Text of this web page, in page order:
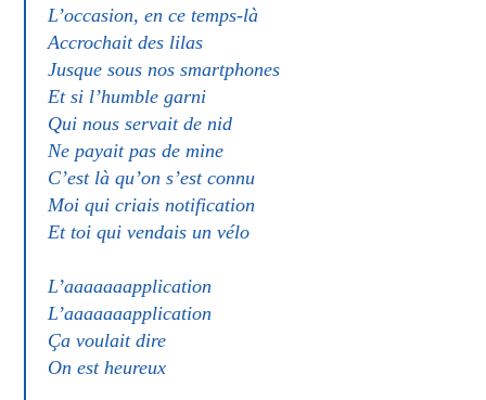
L’occasion, en ce temps-là
Accrochait des lilas
Jusque sous nos smartphones
Et si l’humble garni
Qui nous servait de nid
Ne payait pas de mine
C’est là qu’on s’est connu
Moi qui criais notification
Et toi qui vendais un vélo
L’aaaaaaapplication
L’aaaaaaapplication
Ça voulait dire
On est heureux